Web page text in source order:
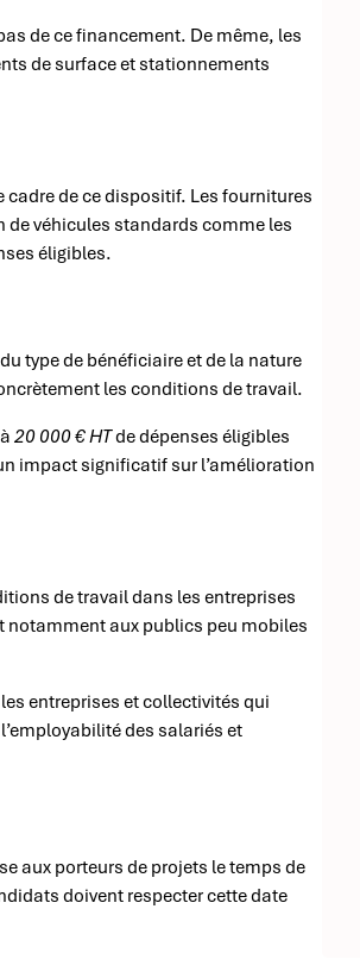
de ce financement. De même, les
de surface et stationnements
cadre de ce dispositif. Les fournitures
de véhicules standards comme les
éligibles.
type de bénéficiaire et de la nature
les conditions de travail.
20 000 € HTde dépenses éligibles
impact significatif sur l’amélioration
de travail dans les entreprises
notamment aux publics peu mobiles
entreprises et collectivités qui
des salariés et
aux porteurs de projets le temps de
doivent respecter cette date